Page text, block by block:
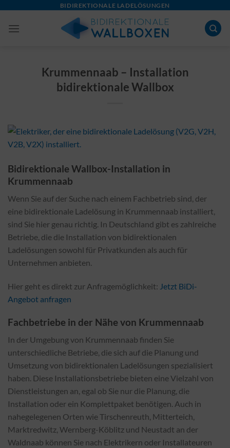
content
BIDIREKTIONALE LADELÖSUNGEN
Krummennaab – Installation
bidirektionale Wallbox
Bidirektionale Wallbox-Installation in
Krummennaab
Wenn Sie auf der Suche nach einem Fachbetrieb sind, der
eine bidirektionale Ladelösung in Krummennaab installiert,
sind Sie hier genau richtig. In Deutschland gibt es zahlreiche
Betriebe, die die Installation von bidirektionalen
Ladelösungen sowohl für Privatkunden als auch für
Unternehmen anbieten.
Hier geht es direkt zur Anfragemöglichkeit: Jetzt BiDi-
Angebot anfragen
Fachbetriebe in der Nähe von Krummennaab
In der Umgebung von Krummennaab finden Sie
unterschiedliche Betriebe, die sich auf die Planung und
Umsetzung von bidirektionalen Ladelösungen spezialisiert
haben. Diese Installationsbetriebe bieten eine Vielzahl von
Dienstleistungen an, egal ob Sie nur die Planung, die
Installation oder ein Komplettpaket benötigen. Auch in
nahegelegenen Orten wie Tirschenreuth, Mitterteich,
Marktredwitz, Wernberg-Köblitz und Neustadt an der
Waldnaab können Sie nach Elektrikern oder Installateuren